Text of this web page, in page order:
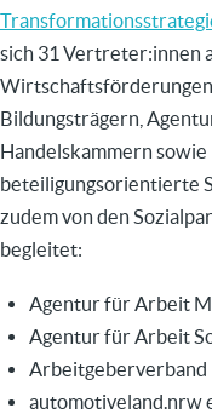
sich 31 Vertreter:innen
Wirtschaftsförderungen
Bildungsträgern,
Handelskammern
beteiligungsorientierte
zudem von den
begleitet:
Agentur für Arbeit
Agentur für Arbeit
Arbeitgeberverband
automotiveland.nrw